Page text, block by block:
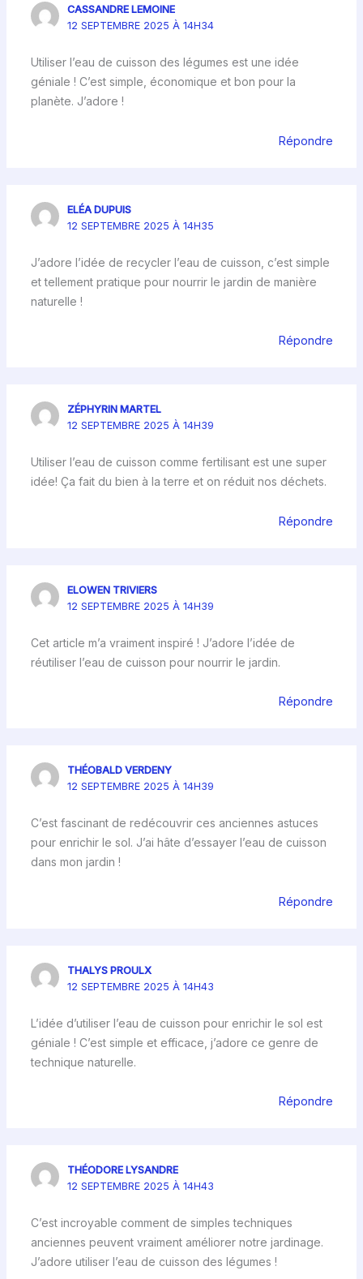
CASSANDRE LEMOINE
12 SEPTEMBRE 2025 À 14H34
Utiliser l’eau de cuisson des légumes est une idée
géniale ! C’est simple, économique et bon pour la
planète. J’adore !
Répondre
ELÉA DUPUIS
12 SEPTEMBRE 2025 À 14H35
J’adore l’idée de recycler l’eau de cuisson, c’est simple
et tellement pratique pour nourrir le jardin de manière
naturelle !
Répondre
ZÉPHYRIN MARTEL
12 SEPTEMBRE 2025 À 14H39
Utiliser l’eau de cuisson comme fertilisant est une super
idée! Ça fait du bien à la terre et on réduit nos déchets.
Répondre
ELOWEN TRIVIERS
12 SEPTEMBRE 2025 À 14H39
Cet article m’a vraiment inspiré ! J’adore l’idée de
réutiliser l’eau de cuisson pour nourrir le jardin.
Répondre
THÉOBALD VERDENY
12 SEPTEMBRE 2025 À 14H39
C’est fascinant de redécouvrir ces anciennes astuces
pour enrichir le sol. J’ai hâte d’essayer l’eau de cuisson
dans mon jardin !
Répondre
THALYS PROULX
12 SEPTEMBRE 2025 À 14H43
L’idée d’utiliser l’eau de cuisson pour enrichir le sol est
géniale ! C’est simple et efficace, j’adore ce genre de
technique naturelle.
Répondre
THÉODORE LYSANDRE
12 SEPTEMBRE 2025 À 14H43
C’est incroyable comment de simples techniques
anciennes peuvent vraiment améliorer notre jardinage.
J’adore utiliser l’eau de cuisson des légumes !